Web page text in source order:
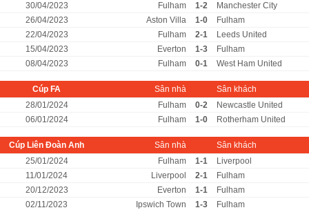
30/04/2023
Fulham 1-2
Manchester City
26/04/2023
Aston Villa 1-0
Fulham
22/04/2023
Fulham 2-1
Leeds United
15/04/2023
Everton 1-3
Fulham
08/04/2023
Fulham 0-1 West Ham United
Cúp FA Sân nhà
Sân khách
28/01/2024
Fulham 0-2
Newcastle United
06/01/2024
Fulham 1-0 Rotherham United
Cúp Liên Đoàn Anh Sân nhà
Sân khách
25/01/2024
Fulham 1-1
Liverpool
11/01/2024
Liverpool 2-1
Fulham
20/12/2023
Everton 1-1
Fulham
02/11/2023
Ipswich Town 1-3
Fulham